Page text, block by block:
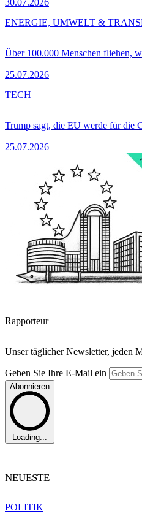
Über 100.000 Menschen fliehen,
25.07.2026
ENERGIE, UMWELT &
Trump sagt, die EU werde für die
25.07.2026
TECH
Rapporteur
Unser täglicher Newsletter, jeden
Geben Sie Ihre E-Mail ein
Abonnieren
Loading...
NEUESTE
POLITIK